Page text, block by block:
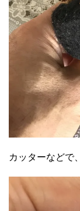
カッターなどで